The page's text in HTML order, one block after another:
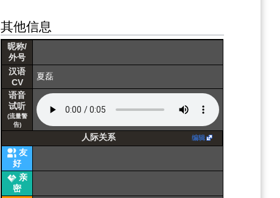
其他信息
昵称/
外号
汉语
CV
夏磊
语音
试听
(流量警
告)
人际关系 编辑
友
好
亲
密